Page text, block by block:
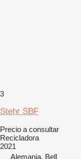
3
Stehr SBF
Precio a consultar
Recicladora
2021
Alemania, Bell